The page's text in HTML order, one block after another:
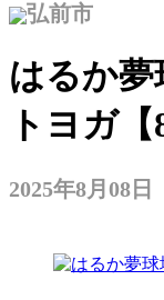
弘前市
はるか
トヨガ【
2025年8月08日